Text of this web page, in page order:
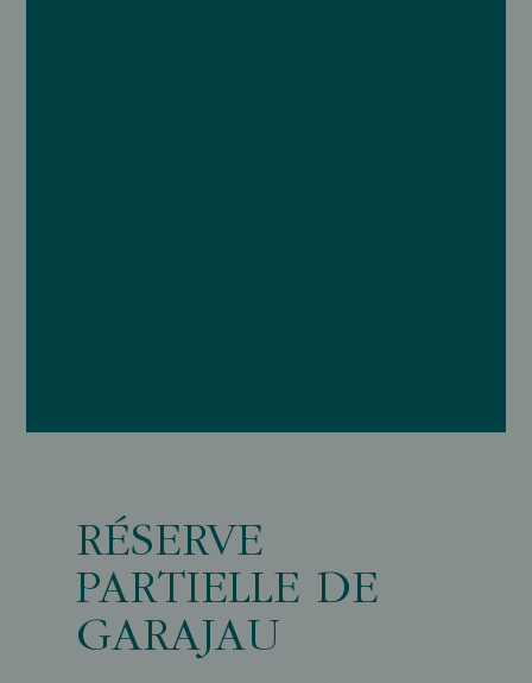
RÉSERVE
PARTIELLE DE
GARAJAU